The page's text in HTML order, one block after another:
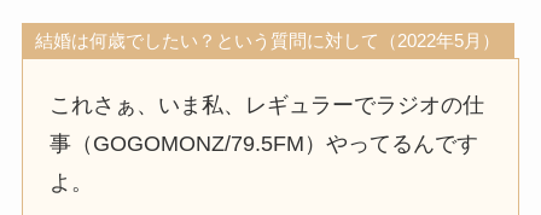
結婚は何歳でしたい？という質問に対して（2022年5月）
これさぁ、いま私、レギュラーでラジオの仕
事（GOGOMONZ/79.5FM）やってるんです
よ。